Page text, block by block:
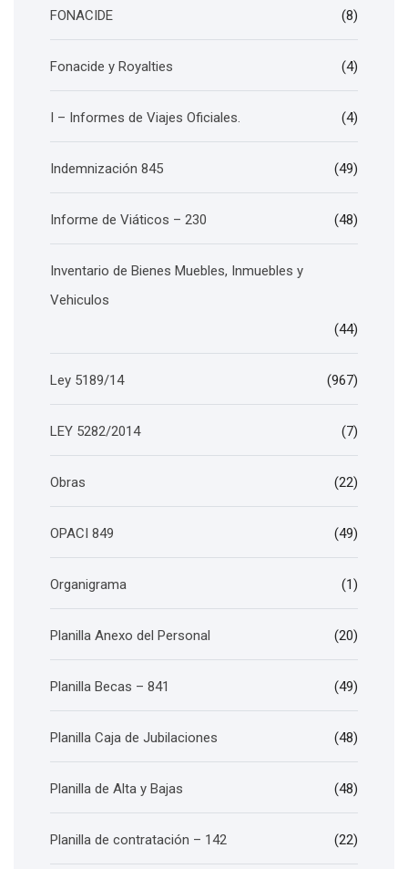
FONACIDE (8)
Fonacide y Royalties (4)
I – Informes de Viajes Oficiales. (4)
Indemnización 845 (49)
Informe de Viáticos – 230 (48)
Inventario de Bienes Muebles, Inmuebles y
Vehiculos
(44)
Ley 5189/14 (967)
LEY 5282/2014 (7)
Obras (22)
OPACI 849 (49)
Organigrama (1)
Planilla Anexo del Personal (20)
Planilla Becas – 841 (49)
Planilla Caja de Jubilaciones (48)
Planilla de Alta y Bajas (48)
Planilla de contratación – 142 (22)